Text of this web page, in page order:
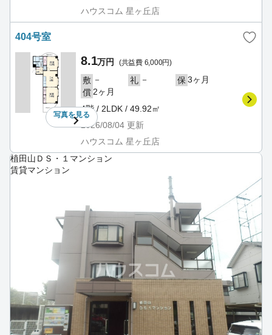
ハウスコム 星ヶ丘店
404号室
写真を見る
8.1万円 (共益費 6,000円)
敷 － 礼 － 保 3ヶ月
償 2ヶ月
4階 / 2LDK / 49.92㎡
2026/08/04 更新
ハウスコム 星ヶ丘店
植田山ＤＳ・１マンション
賃貸マンション